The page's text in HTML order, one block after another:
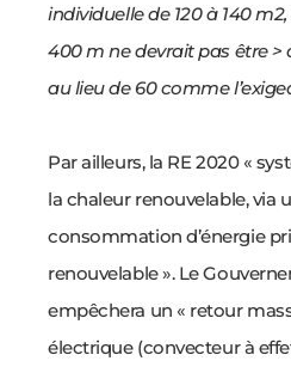
individuelle de 120 à 140
400 m ne devrait pas être >
au lieu de 60 comme
Par ailleurs, la RE 2020 «
la chaleur renouvelable, via
consommation d’énergie
renouvelable ». Le
empêchera un « retour
électrique (convecteur à